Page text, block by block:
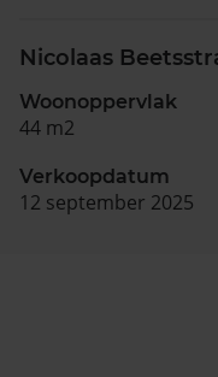
Nicolaas
Woonoppervlak
44 m2
Verkoopdatum
12 september 2025